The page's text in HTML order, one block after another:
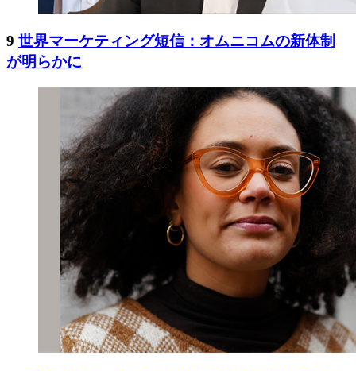
9 世界マーケティング短信：オムニコムの新体制
が明らかに